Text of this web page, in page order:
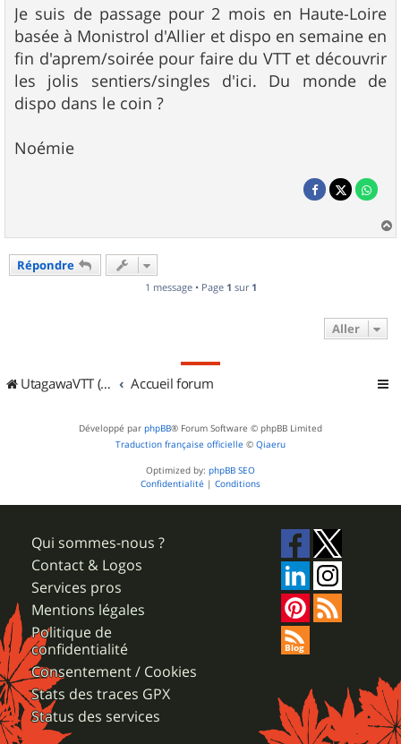
g
e
Je suis de passage pour 2 mois en Haute-Loire
basée à Monistrol d'Allier et dispo en semaine en
fin d'aprem/soirée pour faire du VTT et découvrir
les jolis sentiers/singles d'ici. Du monde de
dispo dans le coin ?
Noémie
a
Répondre
1 message • Page 1 sur 1
Aller
UtagawaVTT (Randos VTT et VTTAE avec traces GPS) Accueil forum
Développé par phpBB® Forum Software © phpBB Limited
Traduction française officielle © Qiaeru
Optimized by: phpBB SEO
Confidentialité | Conditions
Qui sommes-nous ?
Contact & Logos
Services pros
Mentions légales
Politique de
confidentialité
Consentement / Cookies
Stats des traces GPX
Status des services